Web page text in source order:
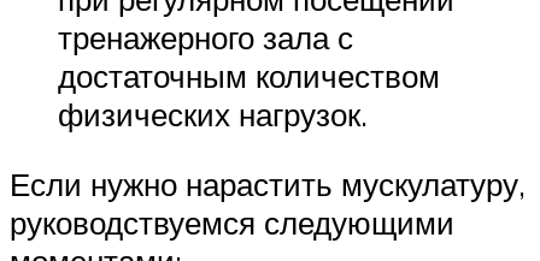
тренажерного зала с
достаточным количеством
физических нагрузок.
Если нужно нарастить мускулатуру,
руководствуемся следующими